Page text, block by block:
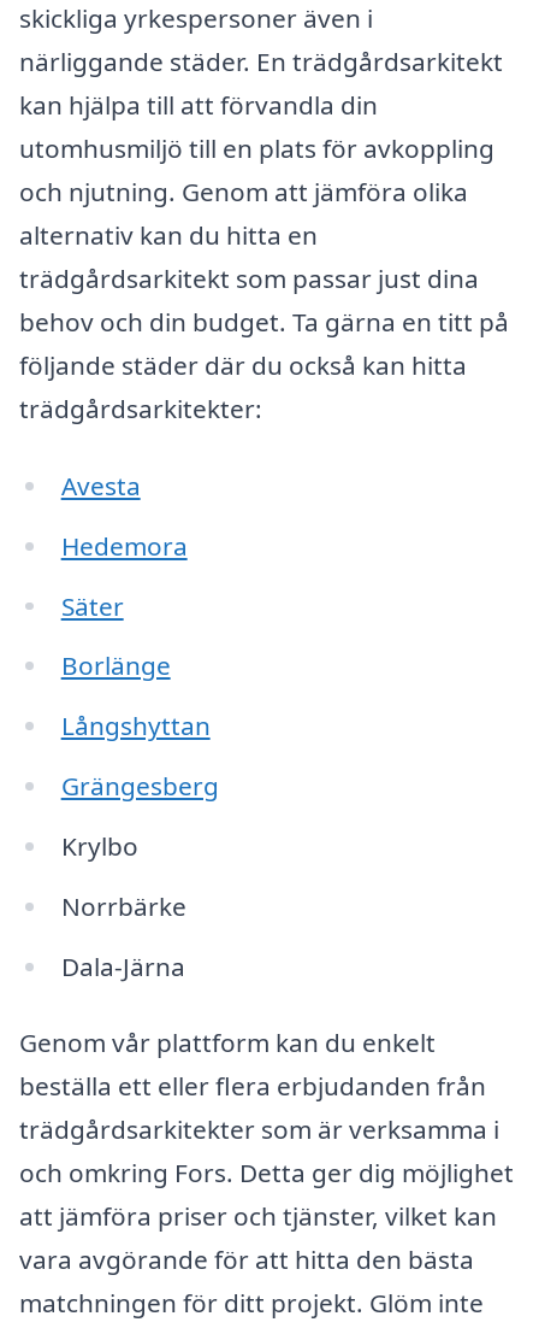
skickliga yrkespersoner även i
närliggande städer. En trädgårdsarkitekt
kan hjälpa till att förvandla din
utomhusmiljö till en plats för avkoppling
och njutning. Genom att jämföra olika
alternativ kan du hitta en
trädgårdsarkitekt som passar just dina
behov och din budget. Ta gärna en titt på
följande städer där du också kan hitta
trädgårdsarkitekter:
Avesta
Hedemora
Säter
Borlänge
Långshyttan
Grängesberg
Krylbo
Norrbärke
Dala-Järna
Genom vår plattform kan du enkelt
beställa ett eller flera erbjudanden från
trädgårdsarkitekter som är verksamma i
och omkring Fors. Detta ger dig möjlighet
att jämföra priser och tjänster, vilket kan
vara avgörande för att hitta den bästa
matchningen för ditt projekt. Glöm inte